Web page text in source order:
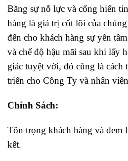
Băng sự nỗ lực và cống hiến
hàng là giá trị cốt lõi của
đến cho khách hàng sự yên
và chế độ hậu mãi sau khi lấy
giác tuyệt vời, đó cũng là cách
triển cho Công Ty và nhân
Chính Sách:
Tôn trọng khách hàng và đem
kết.